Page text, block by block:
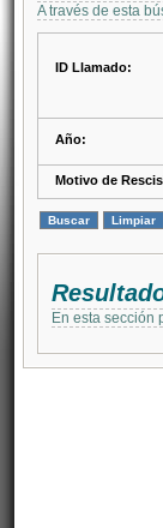
A través de esta
ID Llamado:
Año:
Motivo de
En esta sección